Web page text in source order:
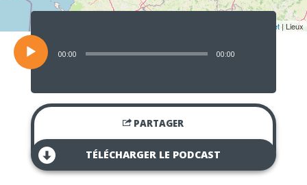
Leaflet | Lieux
Lecteur
audio
00:00 00:00
PARTAGER
TÉLÉCHARGER LE PODCAST